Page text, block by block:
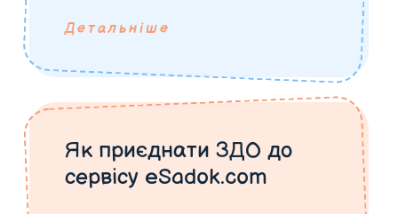
Детальніше
Як приєднати ЗДО до
сервісу eSadok.com